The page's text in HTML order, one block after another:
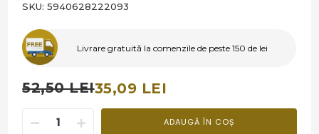
SKU: 5940628222093
Livrare gratuită la comenzile de peste 150 de lei
52,50 LEI35,09 LEI
ADAUGĂ ÎN COȘ